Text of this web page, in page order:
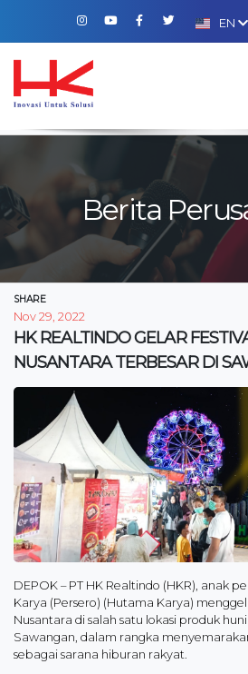
EN
Berita
SHARE
Nov 29, 2022
HK REALTINDO GELAR
NUSANTARA TERBESAR DI
DEPOK – PT HK Realtindo (HKR), anak
Karya (Persero) (Hutama Karya)
Nusantara di salah satu lokasi produk
Sawangan, dalam rangka
sebagai sarana hiburan rakyat.